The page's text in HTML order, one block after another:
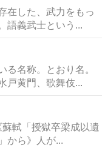
在した、武力をもっ
語義武士という...
る名称。とおり名。
戸黄門、歌舞伎...
軾「授獄卒梁成以遺
から》人が...